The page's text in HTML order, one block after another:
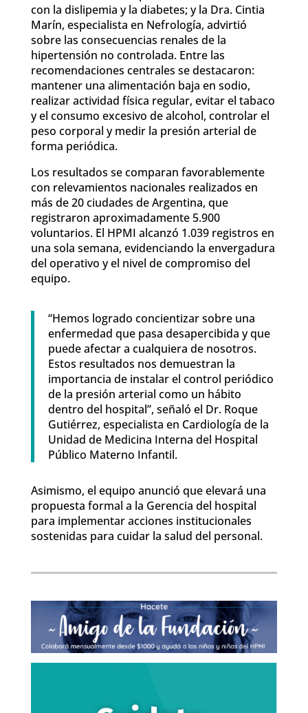
con la dislipemia y la diabetes; y la Dra. Cintia
Marín, especialista en Nefrología, advirtió
sobre las consecuencias renales de la
hipertensión no controlada. Entre las
recomendaciones centrales se destacaron:
mantener una alimentación baja en sodio,
realizar actividad física regular, evitar el tabaco
y el consumo excesivo de alcohol, controlar el
peso corporal y medir la presión arterial de
forma periódica.
Los resultados se comparan favorablemente
con relevamientos nacionales realizados en
más de 20 ciudades de Argentina, que
registraron aproximadamente 5.900
voluntarios. El HPMI alcanzó 1.039 registros en
una sola semana, evidenciando la envergadura
del operativo y el nivel de compromiso del
equipo.
“Hemos logrado concientizar sobre una
enfermedad que pasa desapercibida y que
puede afectar a cualquiera de nosotros.
Estos resultados nos demuestran la
importancia de instalar el control periódico
de la presión arterial como un hábito
dentro del hospital”, señaló el Dr. Roque
Gutiérrez, especialista en Cardiología de la
Unidad de Medicina Interna del Hospital
Público Materno Infantil.
Asimismo, el equipo anunció que elevará una
propuesta formal a la Gerencia del hospital
para implementar acciones institucionales
sostenidas para cuidar la salud del personal.